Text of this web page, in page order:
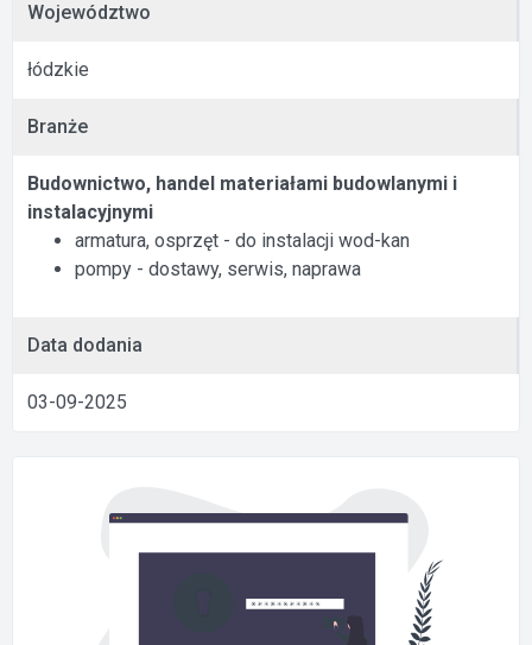
Województwo
łódzkie
Branże
Budownictwo, handel materiałami budowlanymi i
instalacyjnymi
armatura, osprzęt - do instalacji wod-kan
pompy - dostawy, serwis, naprawa
Data dodania
03-09-2025